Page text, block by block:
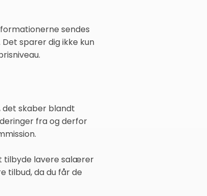
sendes
sparer dig ikke kun
det skaber blandt
fra og derfor
tilbyde lavere salærer
tilbud, da du får de